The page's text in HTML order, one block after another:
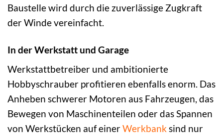
Baustelle wird durch die zuverlässige Zugkraft
der Winde vereinfacht.
In der Werkstatt und Garage
Werkstattbetreiber und ambitionierte
Hobbyschrauber profitieren ebenfalls enorm. Das
Anheben schwerer Motoren aus Fahrzeugen, das
Bewegen von Maschinenteilen oder das Spannen
von Werkstücken auf einerWerkbank sind nur